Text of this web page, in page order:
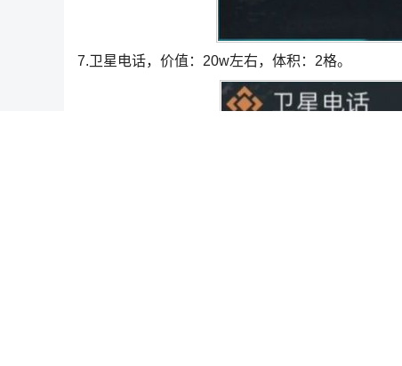
7.卫星电话，价值：20w左右，体积：2格。